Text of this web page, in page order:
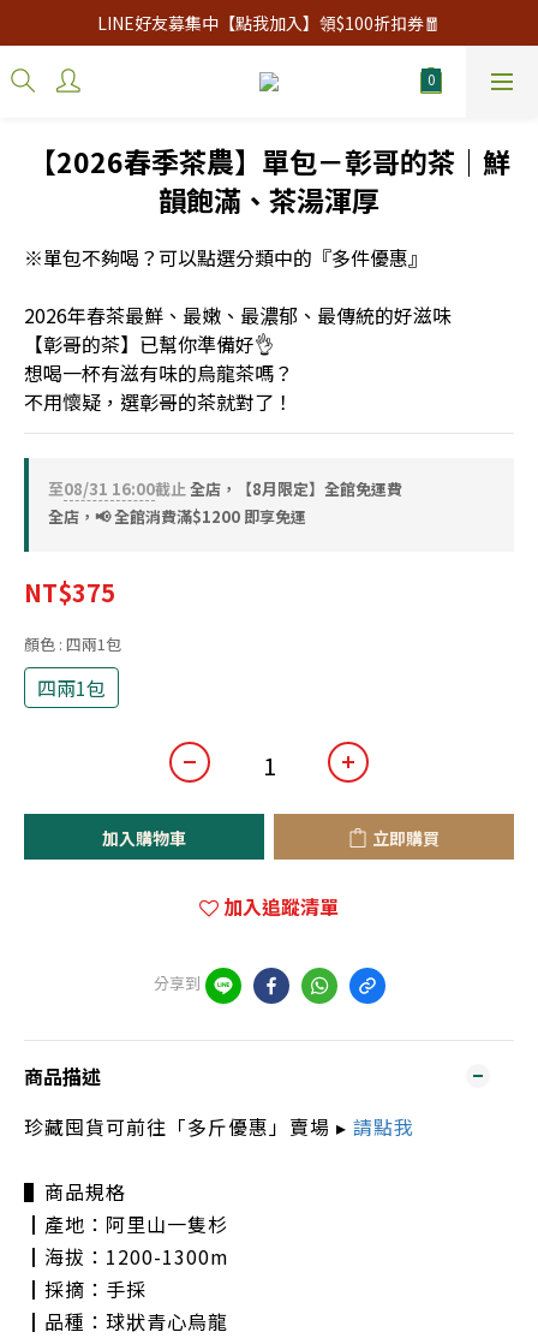
LINE好友募集中【點我加入】領$100折扣券🧧
【2026春季茶農】單包－彰哥的茶｜鮮
韻飽滿、茶湯渾厚
※單包不夠喝？可以點選分類中的『多件優惠』
2026年春茶最鮮、最嫩、最濃郁、最傳統的好滋味
【彰哥的茶】已幫你準備好👌
想喝一杯有滋有味的烏龍茶嗎？
不用懷疑，選彰哥的茶就對了！
至08/31 16:00截止全店，【8月限定】全館免運費
全店，📢 全館消費滿$1200 即享免運
NT$375
顏色 : 四兩1包
四兩1包
加入購物車 立即購買
加入追蹤清單
分享到
商品描述
珍藏囤貨可前往「多斤優惠」賣場 ▸ 請點我
▌商品規格
┃產地：阿里山一隻杉
┃海拔：1200-1300m
┃採摘：手採
┃品種：球狀青心烏龍